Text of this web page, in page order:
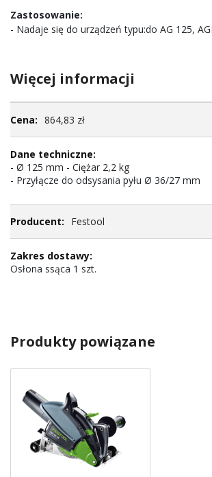
Zastosowanie:
- Nadaje się do urządzeń typu:do AG 125,
Więcej informacji
informacji864,83 zł
- Ø 125 mm - Ciężar 2,2 kg
- Przyłącze do odsysania pyłu Ø 36/27 mm
Festool
Osłona ssąca 1 szt.
Produkty powiązane